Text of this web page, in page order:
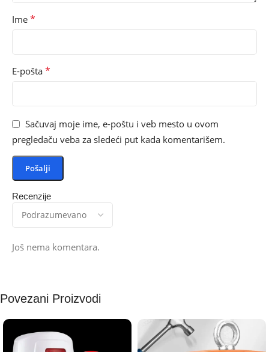
Recenzije
Još nema komentara.
Ime *
E-pošta *
Sačuvaj moje ime, e-poštu i veb mesto u ovom
pregledaču veba za sledeći put kada komentarišem.
Povezani Proizvodi